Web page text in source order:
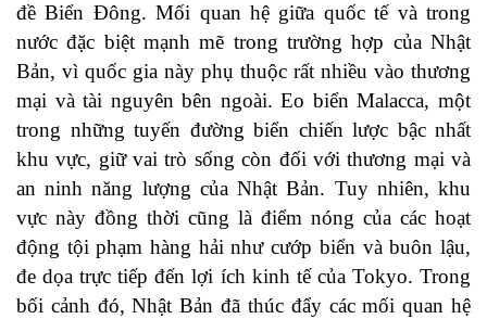
đề Biển Đông. Mối quan hệ giữa quốc tế và trong
nước đặc biệt mạnh mẽ trong trường hợp của Nhật
Bản, vì quốc gia này phụ thuộc rất nhiều vào thương
mại và tài nguyên bên ngoài. Eo biển Malacca, một
trong những tuyến đường biển chiến lược bậc nhất
khu vực, giữ vai trò sống còn đối với thương mại và
an ninh năng lượng của Nhật Bản. Tuy nhiên, khu
vực này đồng thời cũng là điểm nóng của các hoạt
động tội phạm hàng hải như cướp biển và buôn lậu,
đe dọa trực tiếp đến lợi ích kinh tế của Tokyo. Trong
bối cảnh đó, Nhật Bản đã thúc đẩy các mối quan hệ